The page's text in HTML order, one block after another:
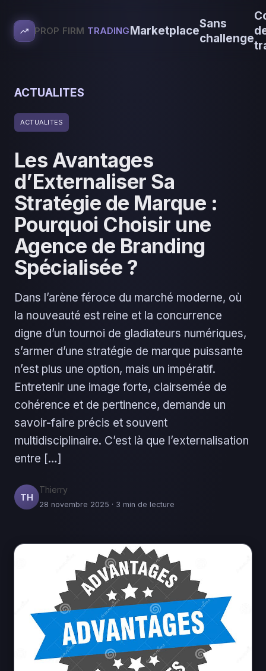
PROP FIRM TRADINGMarketplace
Sans
challenge
ACTUALITES
ACTUALITES
Les Avantages
d’Externaliser Sa
Stratégie de Marque :
Pourquoi Choisir une
Agence de Branding
Spécialisée ?
Dans l’arène féroce du marché moderne, où
la nouveauté est reine et la concurrence
digne d’un tournoi de gladiateurs numériques,
s’armer d’une stratégie de marque puissante
n’est plus une option, mais un impératif.
Entretenir une image forte, clairsemée de
cohérence et de pertinence, demande un
savoir-faire précis et souvent
multidisciplinaire. C’est là que l’externalisation
entre […]
TH
Thierry
28 novembre 2025 · 3 min de lecture